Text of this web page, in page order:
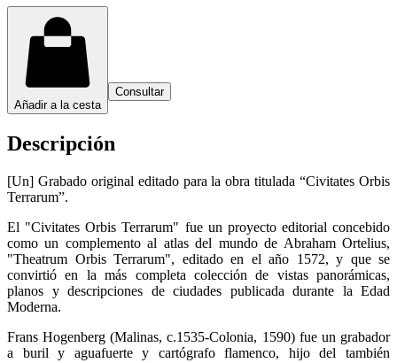
Añadir a la cesta
Consultar
Descripción
[Un] Grabado original editado para la obra titulada “Civitates Orbis
Terrarum”.
El "Civitates Orbis Terrarum" fue un proyecto editorial concebido
como un complemento al atlas del mundo de Abraham Ortelius,
"Theatrum Orbis Terrarum", editado en el año 1572, y que se
convirtió en la más completa colección de vistas panorámicas,
planos y descripciones de ciudades publicada durante la Edad
Moderna.
Frans Hogenberg (Malinas, c.1535-Colonia, 1590) fue un grabador
a buril y aguafuerte y cartógrafo flamenco, hijo del también